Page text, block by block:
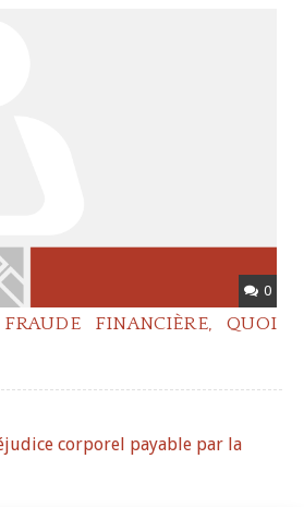
0
FINANCIÈRE, QUOI
corporel payable par la